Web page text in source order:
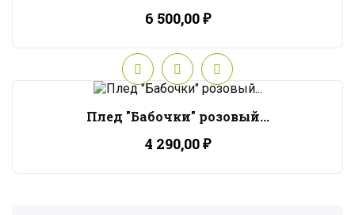
6 500,00 ₽
Плед "Бабочки" розовый...
4 290,00 ₽